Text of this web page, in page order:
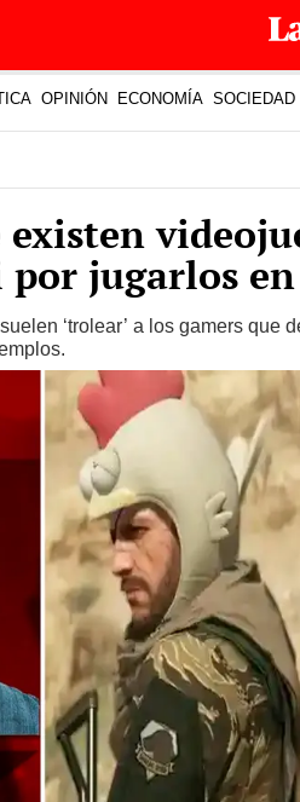
OPINIÓN ECONOMÍA SOCIEDAD
existen
jugarlos en
‘trolear’ a los gamers que